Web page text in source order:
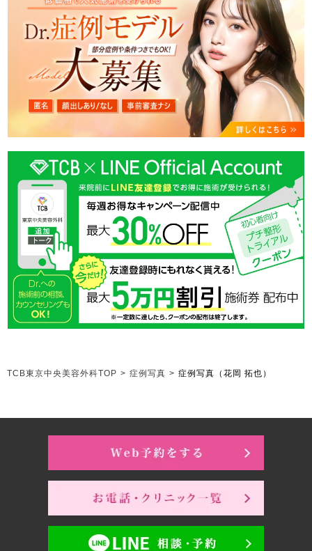
TCB東京中央美容外科TOP > 症例写真 > 症例写真（花岡 拓也）